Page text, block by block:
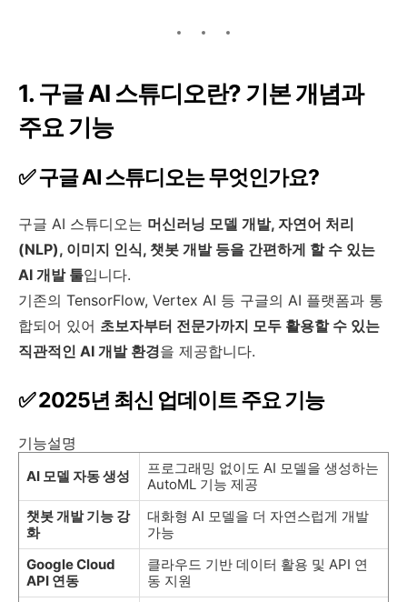
1. 구글 AI 스튜디오란? 기본 개념과
주요 기능
✅ 구글 AI 스튜디오는 무엇인가요?
구글 AI 스튜디오는 머신러닝 모델 개발, 자연어 처리
(NLP), 이미지 인식, 챗봇 개발 등을 간편하게 할 수 있는
AI 개발 툴입니다.
기존의 TensorFlow, Vertex AI 등 구글의 AI 플랫폼과 통
합되어 있어 초보자부터 전문가까지 모두 활용할 수 있는
직관적인 AI 개발 환경을 제공합니다.
✅ 2025년 최신 업데이트 주요 기능
기능설명
AI 모델 자동 생성
프로그래밍 없이도 AI 모델을 생성하는
AutoML 기능 제공
챗봇 개발 기능 강
화
대화형 AI 모델을 더 자연스럽게 개발
가능
Google Cloud
API 연동
클라우드 기반 데이터 활용 및 API 연
동 지원